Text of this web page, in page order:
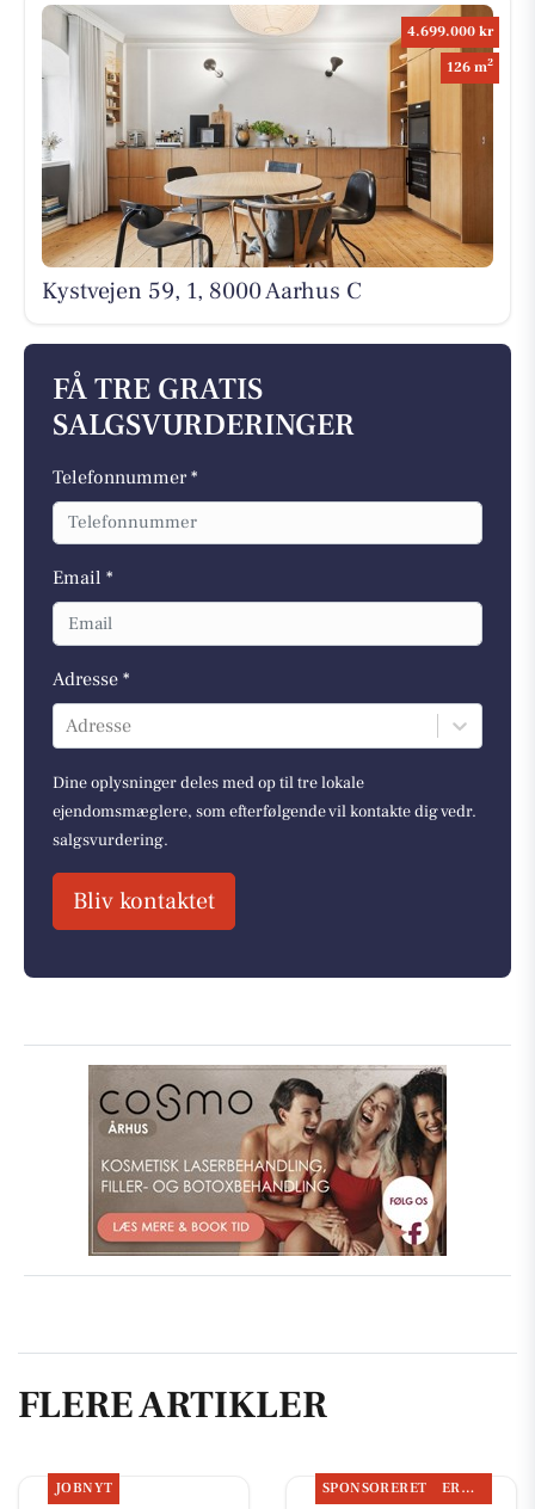
4.699.000 kr
126 m2
Kystvejen 59, 1, 8000 Aarhus C
FÅ TRE GRATIS
SALGSVURDERINGER
Telefonnummer *
Email *
Adresse *
Adresse
Dine oplysninger deles med op til tre lokale
ejendomsmæglere, som efterfølgende vil kontakte dig vedr.
salgsvurdering.
Bliv kontaktet
FLERE ARTIKLER
JOBNYT SPONSORERET ERHVERV